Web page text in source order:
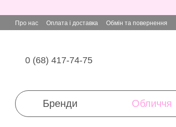
Про нас Оплата і доставка Обмін та повернення
0 (68) 417-74-75
Бренди Обличчя